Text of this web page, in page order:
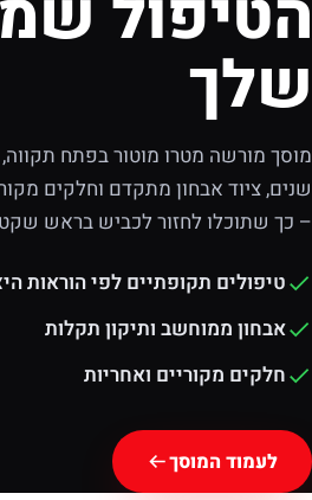
שלך
מוסך מורשה מטרו מוטור בפתח
שנים, ציוד אבחון מתקדם וחלקים
– כך שתוכלו לחזור לכביש בראש
טיפולים תקופתיים לפי הוראות
אבחון ממוחשב ותיקון תקלות
חלקים מקוריים ואחריות
לעמוד המוסך